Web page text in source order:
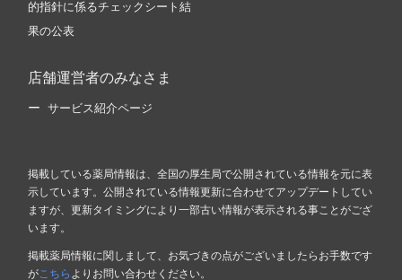
的指針に係るチェックシート結
果の公表
店舗運営者のみなさま
サービス紹介ページ
掲載している薬局情報は、全国の厚生局で公開されている情報を元に表
示しています。公開されている情報更新に合わせてアップデートしてい
ますが、更新タイミングにより一部古い情報が表示される事ことがござ
います。
掲載薬局情報に関しまして、お気づきの点がございましたらお手数です
が こちら よりお問い合わせください。